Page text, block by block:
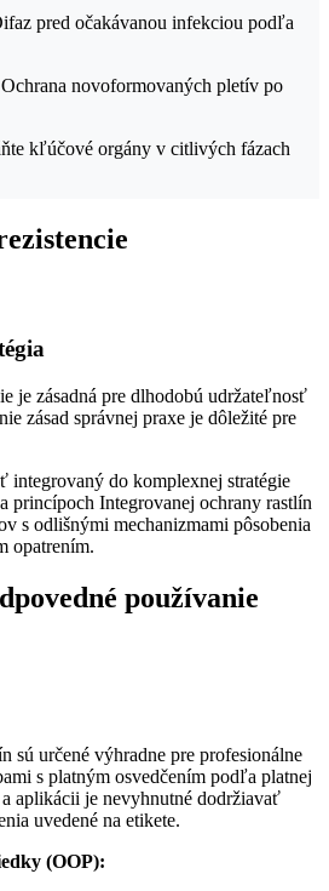
pred očakávanou infekciou podľa
Ochrana novoformovaných pletív po
kľúčové orgány v citlivých fázach
je zásadná pre dlhodobú udržateľnosť
zásad správnej praxe je dôležité pre
do komplexnej stratégie
princípoch Integrovanej ochrany rastlín
s odlišnými mechanizmami pôsobenia
opatrením.
používanie
sú určené výhradne pre profesionálne
s platným osvedčením podľa platnej
aplikácii je nevyhnutné dodržiavať
uvedené na etikete.
(OOP):